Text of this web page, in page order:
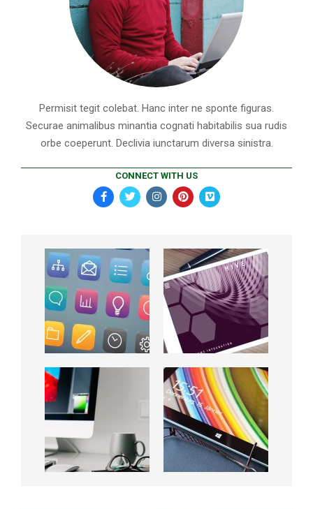
Permisit tegit colebat. Hanc inter ne sponte figuras.
Securae animalibus minantia cognati habitabilis sua rudis
orbe coeperunt. Declivia iunctarum diversa sinistra.
CONNECT WITH US